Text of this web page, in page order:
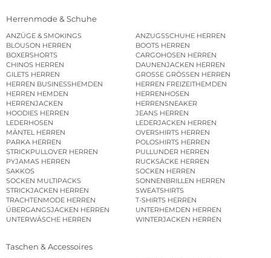
Herrenmode & Schuhe
ANZÜGE & SMOKINGS
ANZUGSSCHUHE HERREN
BLOUSON HERREN
BOOTS HERREN
BOXERSHORTS
CARGOHOSEN HERREN
CHINOS HERREN
DAUNENJACKEN HERREN
GILETS HERREN
GROSSE GRÖSSEN HERREN
HERREN BUSINESSHEMDEN
HERREN FREIZEITHEMDEN
HERREN HEMDEN
HERRENHOSEN
HERRENJACKEN
HERRENSNEAKER
HOODIES HERREN
JEANS HERREN
LEDERHOSEN
LEDERJACKEN HERREN
MÄNTEL HERREN
OVERSHIRTS HERREN
PARKA HERREN
POLOSHIRTS HERREN
STRICKPULLOVER HERREN
PULLUNDER HERREN
PYJAMAS HERREN
RUCKSÄCKE HERREN
SAKKOS
SOCKEN HERREN
SOCKEN MULTIPACKS
SONNENBRILLEN HERREN
STRICKJACKEN HERREN
SWEATSHIRTS
TRACHTENMODE HERREN
T-SHIRTS HERREN
ÜBERGANGSJACKEN HERREN
UNTERHEMDEN HERREN
UNTERWÄSCHE HERREN
WINTERJACKEN HERREN
Taschen & Accessoires